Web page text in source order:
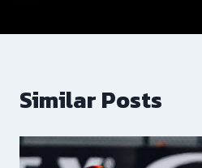
Similar Posts